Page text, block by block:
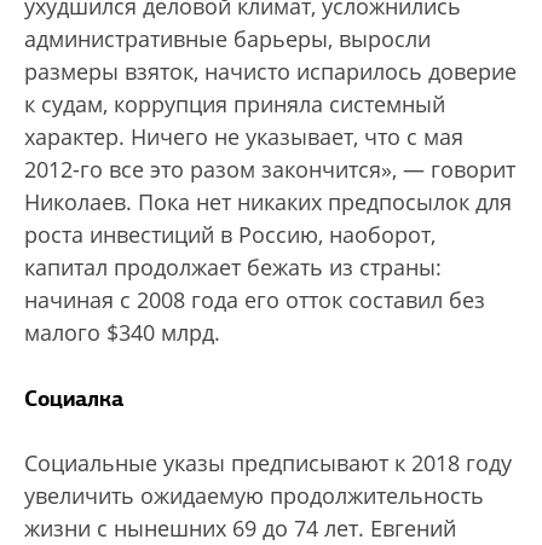
ухудшился деловой климат, усложнились
административные барьеры, выросли
размеры взяток, начисто испарилось доверие
к судам, коррупция приняла системный
характер. Ничего не указывает, что с мая
2012-го все это разом закончится», — говорит
Николаев. Пока нет никаких предпосылок для
роста инвестиций в Россию, наоборот,
капитал продолжает бежать из страны:
начиная с 2008 года его отток составил без
малого $340 млрд.
Социалка
Социальные указы предписывают к 2018 году
увеличить ожидаемую продолжительность
жизни с нынешних 69 до 74 лет. Евгений